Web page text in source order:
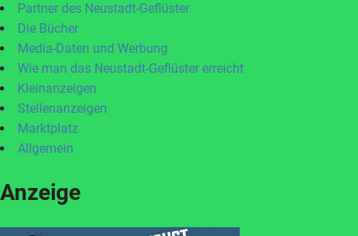
Partner des Neustadt-Geflüster
Die Bücher
Media-Daten und Werbung
Wie man das Neustadt-Geflüster erreicht
Kleinanzeigen
Stellenanzeigen
Marktplatz
Allgemein
Anzeige